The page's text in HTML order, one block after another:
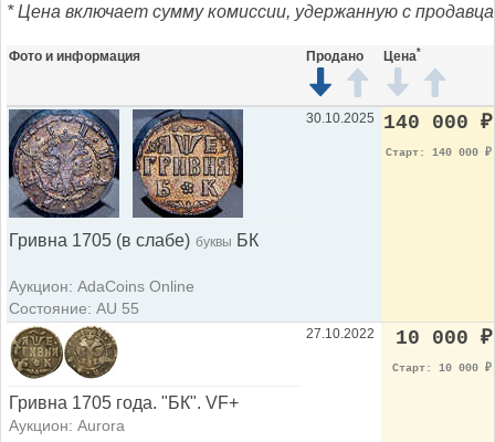
* Цена включает сумму комиссии, удержанную с продавца
Фото и информация Продано Цена*
Гривна 1705 (в слабе) буквы БК
Аукцион: AdaCoins Online
Состояние: AU 55
30.10.2025 140 000 ₽
Старт: 140 000 ₽
Гривна 1705 года. "БК". VF+
Аукцион: Aurora
27.10.2022 10 000 ₽
Старт: 10 000 ₽